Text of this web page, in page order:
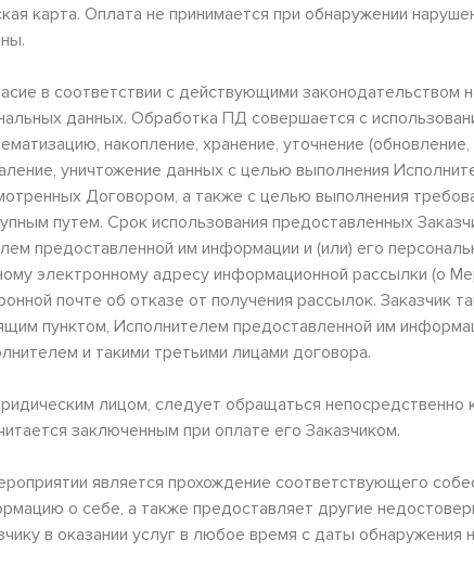
карта. Оплата не принимается при обнаружении
в соответствии с действующими
данных. Обработка ПД совершается с
накопление, хранение, уточнение
уничтожение данных с целью выполнения
Договором, а также с целью выполнения
путем. Срок использования предоставленных
предоставленной им информации и (или) его
электронному адресу информационной рассылки (о
почте об отказе от получения рассылок. Заказчик
пунктом, Исполнителем предоставленной им
и такими третьими лицами договора.
лицом, следует обращаться
заключенным при оплате его Заказчиком.
является прохождение соответствующего
о себе, а также предоставляет другие
в оказании услуг в любое время с даты